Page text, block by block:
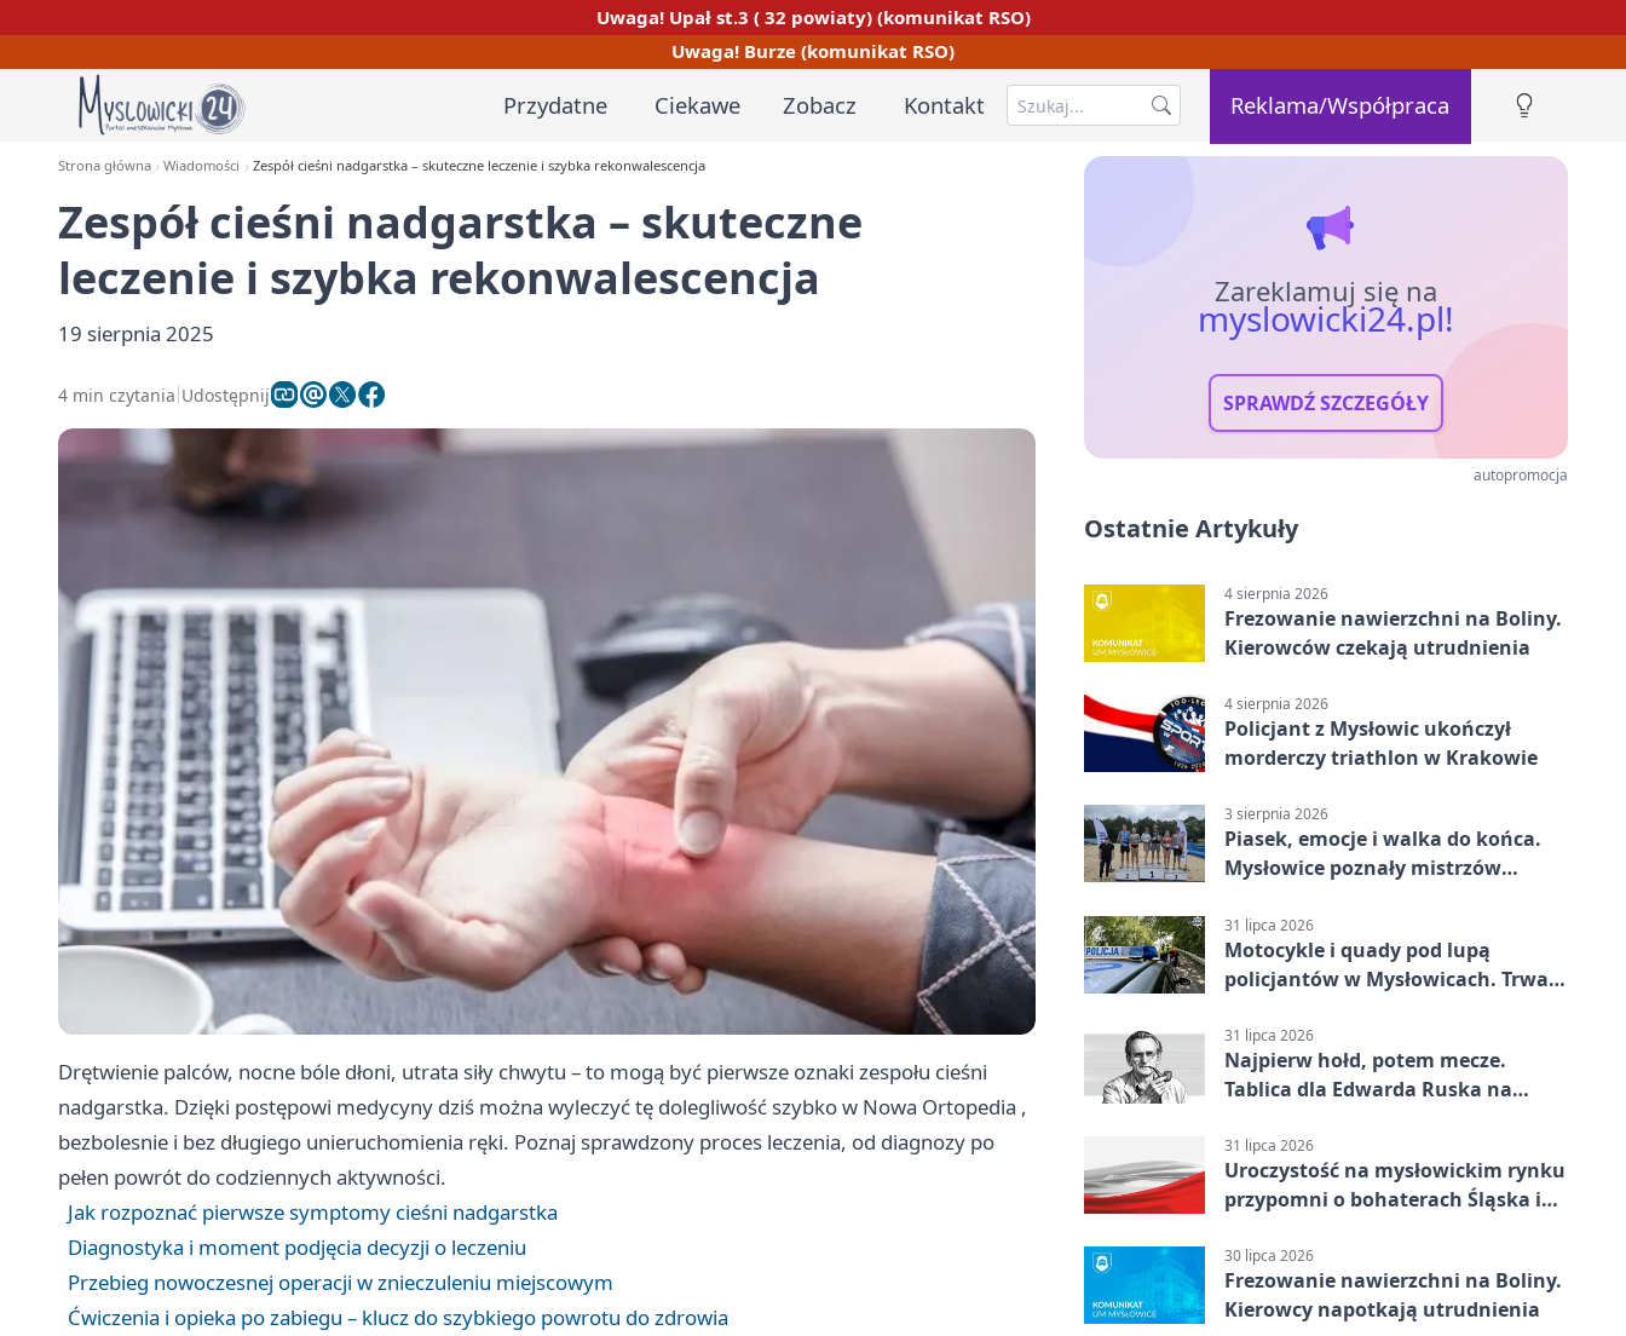
Uwaga! Upał st.3 ( 32 powiaty) (komunikat RSO)
Uwaga! Burze (komunikat RSO)
Przydatne Ciekawe Zobacz Kontakt Reklama/Współpraca
Strona główna Wiadomości Zespół cieśni nadgarstka – skuteczne leczenie i szybka rekonwalescencja
Zespół cieśni nadgarstka – skuteczne
leczenie i szybka rekonwalescencja
19 sierpnia 2025
4 min czytania Udostępnij
Drętwienie palców, nocne bóle dłoni, utrata siły chwytu – to mogą być pierwsze oznaki zespołu cieśni
nadgarstka. Dzięki postępowi medycyny dziś można wyleczyć tę dolegliwość szybko w Nowa Ortopedia ,
bezbolesnie i bez długiego unieruchomienia ręki. Poznaj sprawdzony proces leczenia, od diagnozy po
pełen powrót do codziennych aktywności.
Jak rozpoznać pierwsze symptomy cieśni nadgarstka
Diagnostyka i moment podjęcia decyzji o leczeniu
Przebieg nowoczesnej operacji w znieczuleniu miejscowym
Ćwiczenia i opieka po zabiegu – klucz do szybkiego powrotu do zdrowia
Zareklamuj się na
myslowicki24.pl!
SPRAWDŹ SZCZEGÓŁY
autopromocja
Ostatnie Artykuły
4 sierpnia 2026
Frezowanie nawierzchni na Boliny.
Kierowców czekają utrudnienia
4 sierpnia 2026
Policjant z Mysłowic ukończył
morderczy triathlon w Krakowie
3 sierpnia 2026
Piasek, emocje i walka do końca.
Mysłowice poznały mistrzów
31 lipca 2026
Motocykle i quady pod lupą
policjantów w Mysłowicach. Trwa
31 lipca 2026
Najpierw hołd, potem mecze.
Tablica dla Edwarda Ruska na
31 lipca 2026
Uroczystość na mysłowickim rynku
przypomni o bohaterach Śląska i
30 lipca 2026
Frezowanie nawierzchni na Boliny.
Kierowcy napotkają utrudnienia